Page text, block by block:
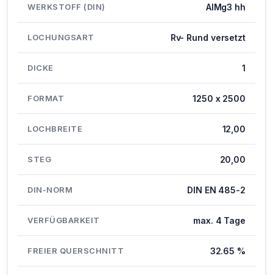
WERKSTOFF (DIN) AlMg3 hh
LOCHUNGSART Rv- Rund versetzt
DICKE 1
FORMAT 1250 x 2500
LOCHBREITE 12,00
STEG 20,00
DIN-NORM DIN EN 485-2
VERFÜGBARKEIT max. 4 Tage
FREIER QUERSCHNITT 32.65 %